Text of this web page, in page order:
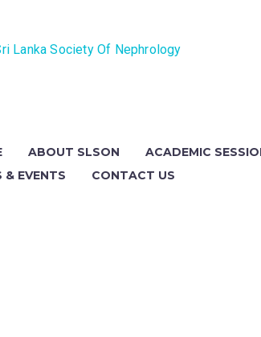
ABOUT SLSON
ACADEMIC
& EVENTS
CONTACT US